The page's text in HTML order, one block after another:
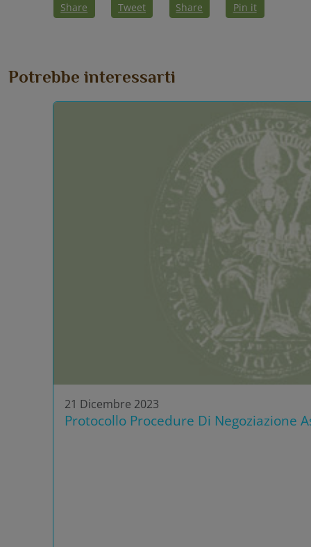
Share Tweet Share Pin it
Potrebbe interessarti
21 Dicembre 2023
Protocollo Procedure Di Negoziazione